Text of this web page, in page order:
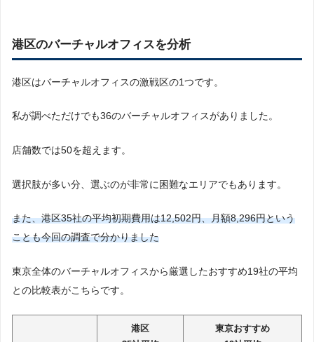
Dols dessin（ドルズデッサン）
赤坂アントレサロン
fabbit
MEW（ミュー）
セルオフィス赤坂
TeaTree Studio（ティートゥリースタジオ）
コンパスオフィス
シェアル虎ノ門
エキスパートオフィス新橋／内幸町
【閉鎖】WEIN挑戦者STUDIO
ビステーション新橋
港区のバーチャルオフィスを分析
港区はバーチャルオフィスの激戦区の1つです。
私が調べただけでも36のバーチャルオフィスがありました。
店舗数では50を超えます。
選択肢が多い分、選ぶのが非常に困難なエリアでもあります。
また、港区35社の平均初期費用は12,502円、月額8,296円という
ことも今回の調査で分かりました
東京全体のバーチャルオフィスから厳選したおすすめ19社の平均
との比較表がこちらです。
港区
東京おすすめ